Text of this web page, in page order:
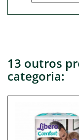
13 outros
categoria: